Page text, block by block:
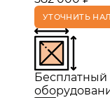
УТОЧНИТЬ